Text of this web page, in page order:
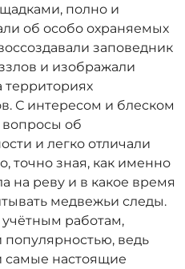
полно и
об особо охраняемых
заповедник
и изображали
С интересом и блеском
вопросы об
и легко отличали
точно зная, как именно
на реву и в какое время
медвежьи следы.
работам,
популярностью, ведь
самые настоящие